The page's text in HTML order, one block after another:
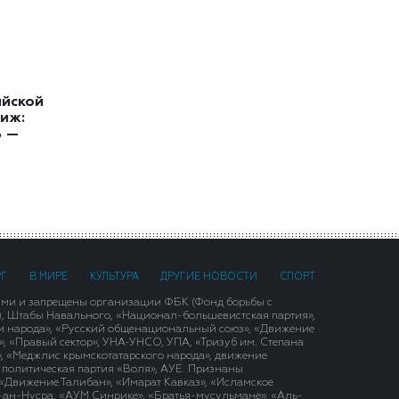
—
В МИРЕ КУЛЬТУРА ДРУГИЕ НОВОСТИ СПОРТ
и запрещены организации ФБК (Фонд борьбы с
Штабы Навального, «Национал-большевистская партия»,
народа», «Русский общенациональный союз», «Движение
«Правый сектор», УНА-УНСО, УПА, «Тризуб им. Степана
крымскотатарского народа», движение
политическая партия «Воля», АУЕ. Признаны
Талибан», «Имарат Кавказ», «Исламское
Нусра, «АУМ Синрике», «Братья-мусульмане», «Аль-